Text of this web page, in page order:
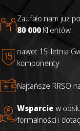
Zaufało nam już
80 000 Klientów
nawet 15-letnia
komponenty
Najtańsze RRSO
Wsparcie w
formalności i